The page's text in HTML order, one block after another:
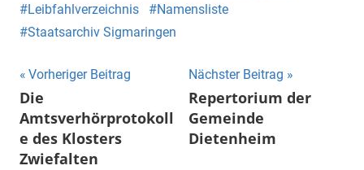
Leibfahlverzeichnis
Namensliste
Staatsarchiv Sigmaringen
Beitragsnavigation
Vorheriger Beitrag
Die
Amtsverhörprotokoll
e des Klosters
Zwiefalten
Nächster Beitrag
Repertorium der
Gemeinde
Dietenheim